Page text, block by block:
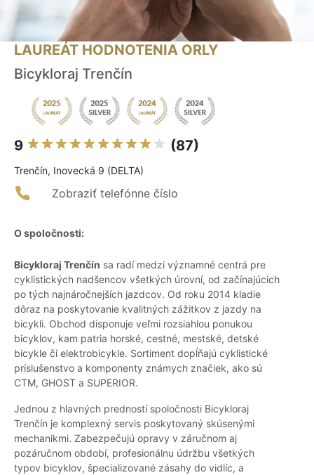
LAUREÁT HODNOTENIA ORLY
Bicykloraj Trenčín
9 (87)
Trenčín, Inovecká 9 (DELTA)
Zobraziť telefónne číslo
O spoločnosti:
Bicykloraj Trenčín sa radí medzi významné centrá pre
cyklistických nadšencov všetkých úrovní, od začínajúcich
po tých najnáročnejších jazdcov. Od roku 2014 kladie
dôraz na poskytovanie kvalitných zážitkov z jazdy na
bicykli. Obchod disponuje veľmi rozsiahlou ponukou
bicyklov, kam patria horské, cestné, mestské, detské
bicykle či elektrobicykle. Sortiment dopĺňajú cyklistické
príslušenstvo a komponenty známych značiek, ako sú
CTM, GHOST a SUPERIOR.
Jednou z hlavných predností spoločnosti Bicykloraj
Trenčín je komplexný servis poskytovaný skúsenými
mechanikmi. Zabezpečujú opravy v záručnom aj
pozáručnom období, profesionálnu údržbu všetkých
typov bicyklov, špecializované zásahy do vidlíc, a